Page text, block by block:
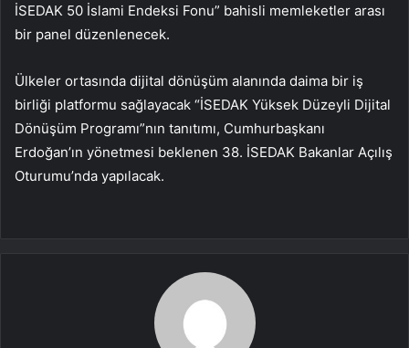
İSEDAK 50 İslami Endeksi Fonu” bahisli memleketler arası
bir panel düzenlenecek.
Ülkeler ortasında dijital dönüşüm alanında daima bir iş
birliği platformu sağlayacak “İSEDAK Yüksek Düzeyli Dijital
Dönüşüm Programı”nın tanıtımı, Cumhurbaşkanı
Erdoğan’ın yönetmesi beklenen 38. İSEDAK Bakanlar Açılış
Oturumu’nda yapılacak.